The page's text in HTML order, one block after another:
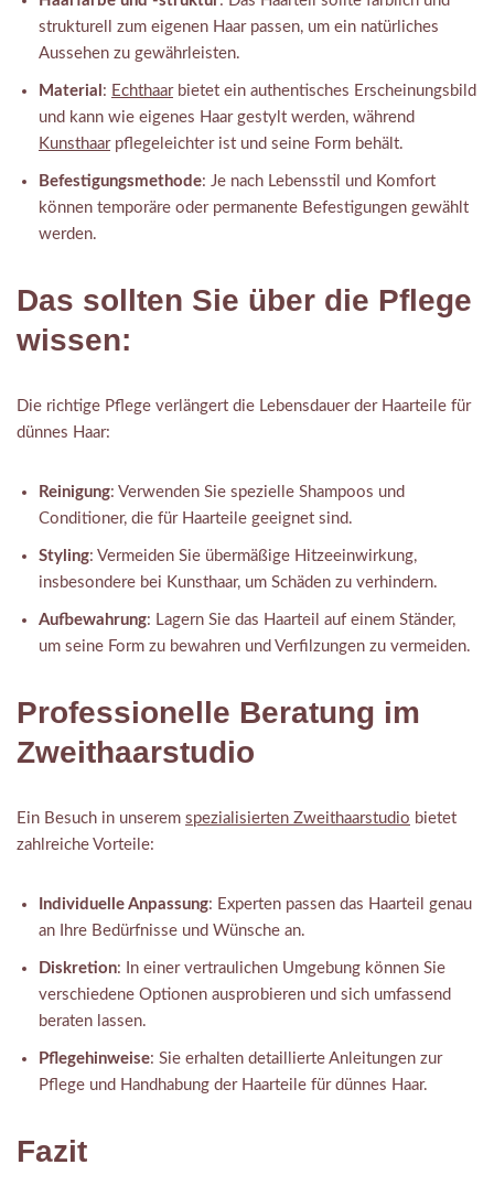
strukturell zum eigenen Haar passen, um ein natürliches
Aussehen zu gewährleisten.
Material : Echthaarbietet ein authentisches Erscheinungsbild
und kann wie eigenes Haar gestylt werden, während
Kunsthaarpflegeleichter ist und seine Form behält.
Befestigungsmethode: Je nach Lebensstil und Komfort
können temporäre oder permanente Befestigungen gewählt
werden.
Das sollten Sie über die Pflege
wissen:
Die richtige Pflege verlängert die Lebensdauer der Haarteile für
dünnes Haar:
Reinigung: Verwenden Sie spezielle Shampoos und
Conditioner, die für Haarteile geeignet sind.
Styling: Vermeiden Sie übermäßige Hitzeeinwirkung,
insbesondere bei Kunsthaar, um Schäden zu verhindern.
Aufbewahrung: Lagern Sie das Haarteil auf einem Ständer,
um seine Form zu bewahren und Verfilzungen zu vermeiden.
Professionelle Beratung im
Zweithaarstudio
Ein Besuch in unserem spezialisierten Zweithaarstudio bietet
zahlreiche Vorteile:
Individuelle Anpassung: Experten passen das Haarteil genau
an Ihre Bedürfnisse und Wünsche an.
Diskretion: In einer vertraulichen Umgebung können Sie
verschiedene Optionen ausprobieren und sich umfassend
beraten lassen.
Pflegehinweise: Sie erhalten detaillierte Anleitungen zur
Pflege und Handhabung der Haarteile für dünnes Haar.
Fazit